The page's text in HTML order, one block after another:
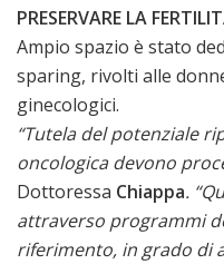
PRESERVARE LA
Ampio spazio è stato
sparing, rivolti alle
ginecologici.
“Tutela del potenziale
oncologica devono
Dottoressa Chiappa.
attraverso programmi
riferimento, in grado di